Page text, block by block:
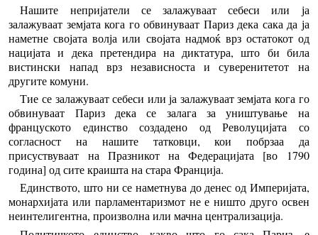
Нашите непријатели се залажуваат себеси или ја
залажуваат земјата кога го обвинуваат Париз дека сака да ја
наметне својата волја или својата надмоќ врз остатокот од
нацијата и дека претендира на диктатура, што би била
вистински напад врз независноста и суверенитетот на
другите комуни.
Тие се залажуваат себеси или ја залажуваат земјата кога го
обвинуваат Париз дека се залага за уништување на
француското единство создадено од Револуцијата со
согласност на нашите татковци, кои побрзаа да
присуствуваат на Празникот на Федерацијата [во 1790
година] од сите краишта на стара Франција.
Единството, што ни се наметнува до денес од Империјата,
монархијата или парламентаризмот не е ништо друго освен
неинтелигентна, произволна или мачна централизација.